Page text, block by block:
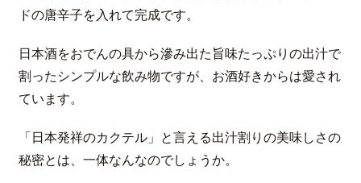
ドの唐辛子を入れて完成です。
日本酒をおでんの具から滲み出た旨味たっぷりの出汁で
割ったシンプルな飲み物ですが、お酒好きからは愛され
ています。
「日本発祥のカクテル」と言える出汁割りの美味しさの
秘密とは、一体なんなのでしょうか。